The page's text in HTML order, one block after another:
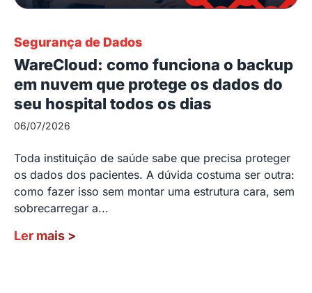
Segurança de Dados
WareCloud: como funciona o backup
em nuvem que protege os dados do
seu hospital todos os dias
06/07/2026
Toda instituição de saúde sabe que precisa proteger
os dados dos pacientes. A dúvida costuma ser outra:
como fazer isso sem montar uma estrutura cara, sem
sobrecarregar a...
Ler mais >